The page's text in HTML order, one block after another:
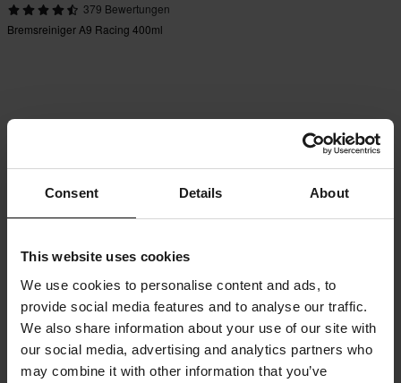
Consent Details About
This website uses cookies
We use cookies to personalise content and ads, to
provide social media features and to analyse our traffic.
We also share information about your use of our site with
our social media, advertising and analytics partners who
may combine it with other information that you’ve
379 Bewertungen
Bremsreiniger A9 Racing 400ml